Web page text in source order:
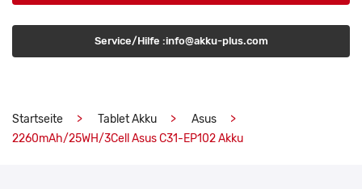
Service/Hilfe :info@akku-plus.com
Startseite Tablet Akku
Asus
2260mAh/25WH/3Cell Asus C31-EP102 Akku